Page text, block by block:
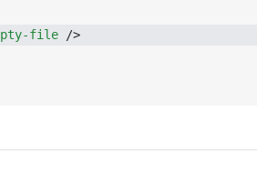
file />